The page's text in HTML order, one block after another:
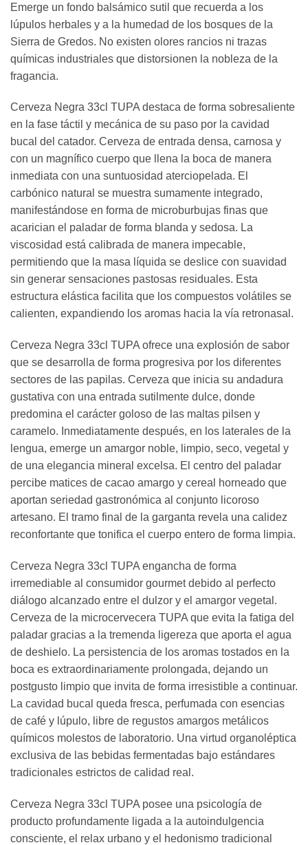
Emerge un fondo balsámico sutil que recuerda a los
lúpulos herbales y a la humedad de los bosques de la
Sierra de Gredos. No existen olores rancios ni trazas
químicas industriales que distorsionen la nobleza de la
fragancia.
Cerveza Negra 33cl TUPA destaca de forma sobresaliente
en la fase táctil y mecánica de su paso por la cavidad
bucal del catador. Cerveza de entrada densa, carnosa y
con un magnífico cuerpo que llena la boca de manera
inmediata con una suntuosidad aterciopelada. El
carbónico natural se muestra sumamente integrado,
manifestándose en forma de microburbujas finas que
acarician el paladar de forma blanda y sedosa. La
viscosidad está calibrada de manera impecable,
permitiendo que la masa líquida se deslice con suavidad
sin generar sensaciones pastosas residuales. Esta
estructura elástica facilita que los compuestos volátiles se
calienten, expandiendo los aromas hacia la vía retronasal.
Cerveza Negra 33cl TUPA ofrece una explosión de sabor
que se desarrolla de forma progresiva por los diferentes
sectores de las papilas. Cerveza que inicia su andadura
gustativa con una entrada sutilmente dulce, donde
predomina el carácter goloso de las maltas pilsen y
caramelo. Inmediatamente después, en los laterales de la
lengua, emerge un amargor noble, limpio, seco, vegetal y
de una elegancia mineral excelsa. El centro del paladar
percibe matices de cacao amargo y cereal horneado que
aportan seriedad gastronómica al conjunto licoroso
artesano. El tramo final de la garganta revela una calidez
reconfortante que tonifica el cuerpo entero de forma limpia.
Cerveza Negra 33cl TUPA engancha de forma
irremediable al consumidor gourmet debido al perfecto
diálogo alcanzado entre el dulzor y el amargor vegetal.
Cerveza de la microcervecera TUPA que evita la fatiga del
paladar gracias a la tremenda ligereza que aporta el agua
de deshielo. La persistencia de los aromas tostados en la
boca es extraordinariamente prolongada, dejando un
postgusto limpio que invita de forma irresistible a continuar.
La cavidad bucal queda fresca, perfumada con esencias
de café y lúpulo, libre de regustos amargos metálicos
químicos molestos de laboratorio. Una virtud organoléptica
exclusiva de las bebidas fermentadas bajo estándares
tradicionales estrictos de calidad real.
Cerveza Negra 33cl TUPA posee una psicología de
producto profundamente ligada a la autoindulgencia
consciente, el relax urbano y el hedonismo tradicional